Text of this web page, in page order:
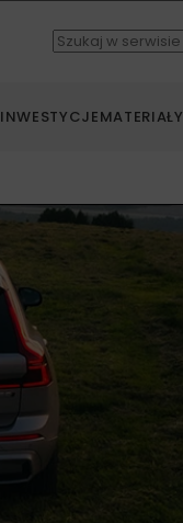
INWESTYCJEMATERIAŁY